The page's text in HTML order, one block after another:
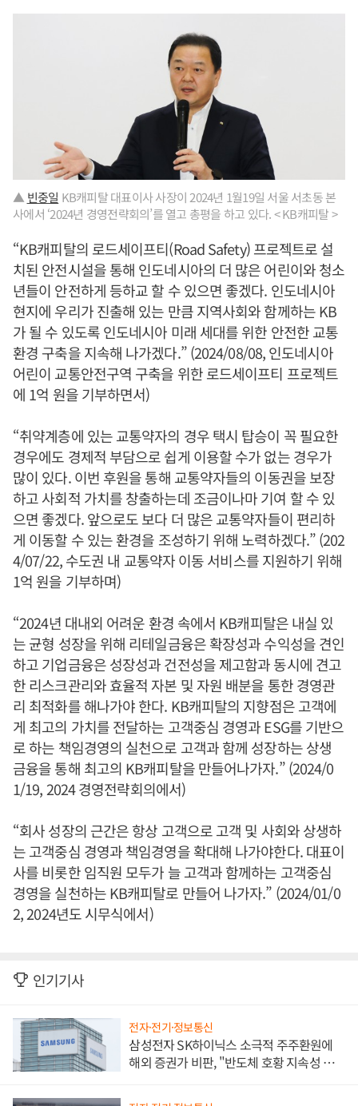
▲ 빈중일 KB캐피탈 대표이사 사장이 2024년 1월19일 서울 서초동 본
사에서 ‘2024년 경영전략회의’를 열고 총평을 하고 있다. < KB캐피탈 >
“KB캐피탈의 로드세이프티(Road Safety) 프로젝트로 설
치된 안전시설을 통해 인도네시아의 더 많은 어린이와 청소
년들이 안전하게 등하교 할 수 있으면 좋겠다. 인도네시아
현지에 우리가 진출해 있는 만큼 지역사회와 함께하는 KB
가 될 수 있도록 인도네시아 미래 세대를 위한 안전한 교통
환경 구축을 지속해 나가겠다.” (2024/08/08, 인도네시아
어린이 교통안전구역 구축을 위한 로드세이프티 프로젝트
에 1억 원을 기부하면서)
“취약계층에 있는 교통약자의 경우 택시 탑승이 꼭 필요한
경우에도 경제적 부담으로 쉽게 이용할 수가 없는 경우가
많이 있다. 이번 후원을 통해 교통약자들의 이동권을 보장
하고 사회적 가치를 창출하는데 조금이나마 기여 할 수 있
으면 좋겠다. 앞으로도 보다 더 많은 교통약자들이 편리하
게 이동할 수 있는 환경을 조성하기 위해 노력하겠다.” (202
4/07/22, 수도권 내 교통약자 이동 서비스를 지원하기 위해
1억 원을 기부하며)
“2024년 대내외 어려운 환경 속에서 KB캐피탈은 내실 있
는 균형 성장을 위해 리테일금융은 확장성과 수익성을 견인
하고 기업금융은 성장성과 건전성을 제고함과 동시에 견고
한 리스크관리와 효율적 자본 및 자원 배분을 통한 경영관
리 최적화를 해나가야 한다. KB캐피탈의 지향점은 고객에
게 최고의 가치를 전달하는 고객중심 경영과 ESG를 기반으
로 하는 책임경영의 실천으로 고객과 함께 성장하는 상생
금융을 통해 최고의 KB캐피탈을 만들어나가자.” (2024/0
1/19, 2024 경영전략회의에서)
“회사 성장의 근간은 항상 고객으로 고객 및 사회와 상생하
는 고객중심 경영과 책임경영을 확대해 나가야한다. 대표이
사를 비롯한 임직원 모두가 늘 고객과 함께하는 고객중심
경영을 실천하는 KB캐피탈로 만들어 나가자.” (2024/01/0
2, 2024년도 시무식에서)
인기기사
전자·전기·정보통신
삼성전자 SK하이닉스 소극적 주주환원에
해외 증권가 비판, "반도체 호황 지속성 의